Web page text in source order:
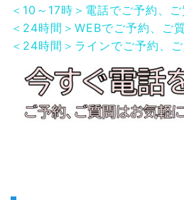
＜10～17時＞電話でご予約、
＜24時間＞WEBでご予約、ご
＜24時間＞ラインでご予約、